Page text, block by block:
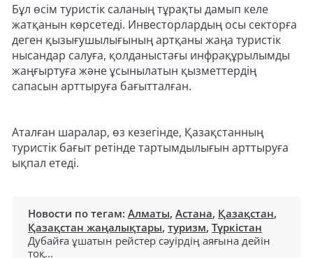
Бұл өсім туристік саланың тұрақты дамып келе
жатқанын көрсетеді. Инвесторлардың осы секторға
деген қызығушылығының артқаны жаңа туристік
нысандар салуға, қолданыстағы инфрақұрылымды
жаңғыртуға және ұсынылатын қызметтердің
сапасын арттыруға бағытталған.
Аталған шаралар, өз кезегінде, Қазақстанның
туристік бағыт ретінде тартымдылығын арттыруға
ықпал етеді.
Новости по тегам: Алматы, Астана, Қазақстан,
Қазақстан жаңалықтары, туризм, Түркістан
Дубайға ұшатын рейстер сәуірдің аяғына дейін
тоқ...